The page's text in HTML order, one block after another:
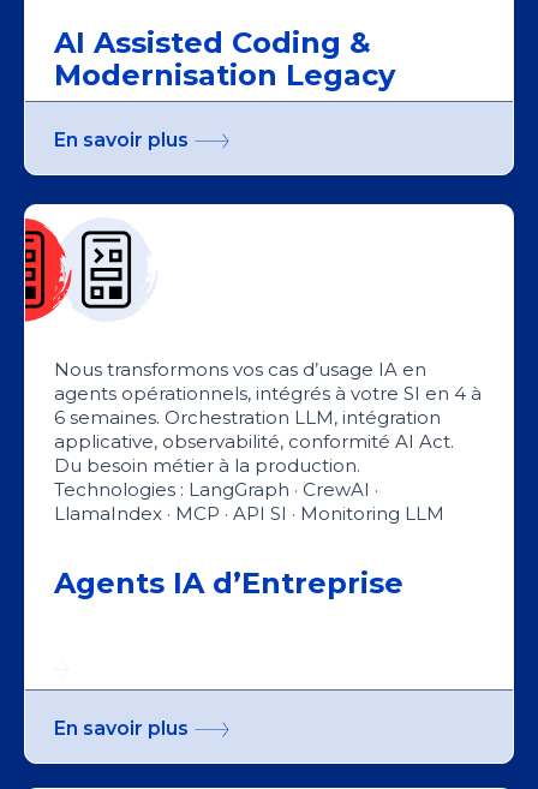
AI Assisted Coding &
Modernisation Legacy
En savoir plus
Nous transformons vos cas d’usage IA en
agents opérationnels, intégrés à votre SI en 4 à
6 semaines. Orchestration LLM, intégration
applicative, observabilité, conformité AI Act.
Du besoin métier à la production.
Technologies : LangGraph · CrewAI ·
LlamaIndex · MCP · API SI · Monitoring LLM
Agents IA d’Entreprise
En savoir plus